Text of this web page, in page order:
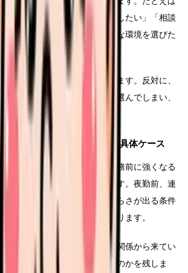
ではなく、「夜勤回数を減らしたい」「相談
きたい」「教育の段階が明確な環境を選びた
変換します。
求人を見る時の精度が上がります。反対に、
募すると、給与や通勤だけで選んでしまい、
が再燃することがあります。
言で辞めたいで起きやすい具体ケース
で辞めたいという気持ちが勤務前に強くなる
で負担が増えているかを見ます。夜勤前、連
苦手な相手と組む日など、つらさが出る条件
退職以外の調整余地も見つかります。
で辞めたいという悩みが人間関係から来てい
で、どの発言や場面が負担なのかを残しま